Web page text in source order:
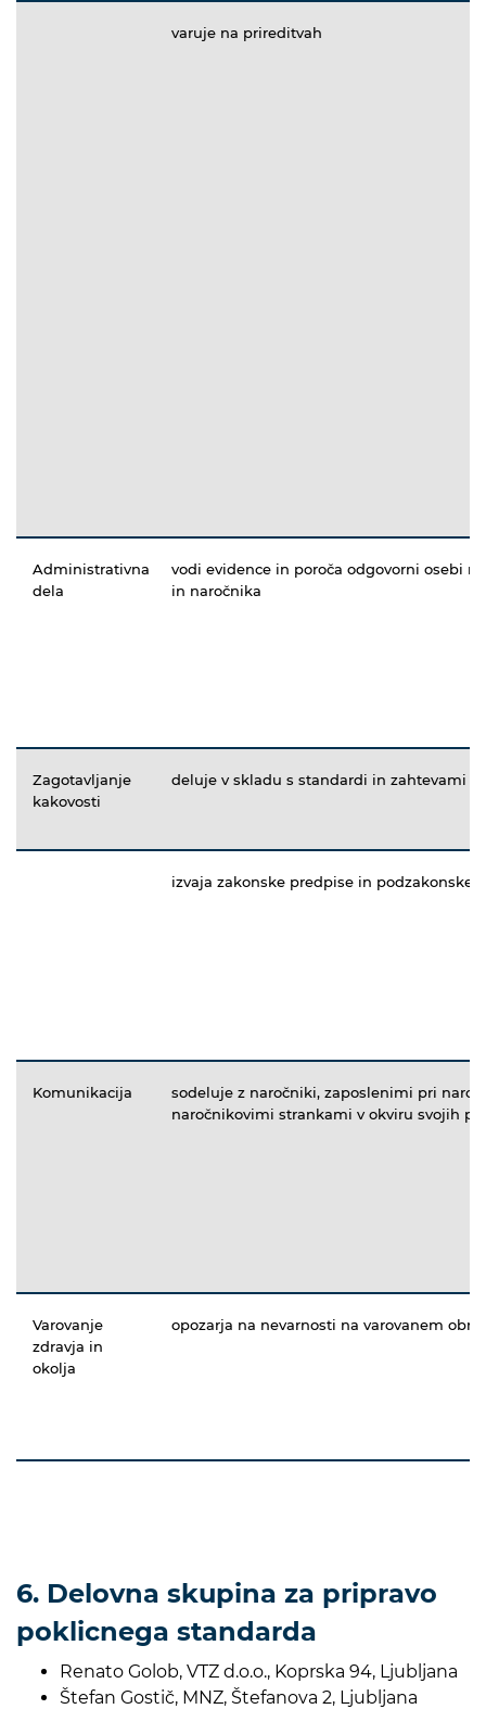
varuje na prireditvah
Administrativna
dela
vodi evidence in poroča odgovorni osebi
in naročnika
Zagotavljanje
kakovosti
deluje v skladu s standardi in zahtevami
izvaja zakonske predpise in podzakonske
Komunikacija
sodeluje z naročniki, zaposlenimi pri
naročnikovimi strankami v okviru svojih
Varovanje
zdravja in
okolja
opozarja na nevarnosti na varovanem
6. Delovna skupina za pripravo
poklicnega standarda
Renato Golob, VTZ d.o.o., Koprska 94, Ljubljana
Štefan Gostič, MNZ, Štefanova 2, Ljubljana